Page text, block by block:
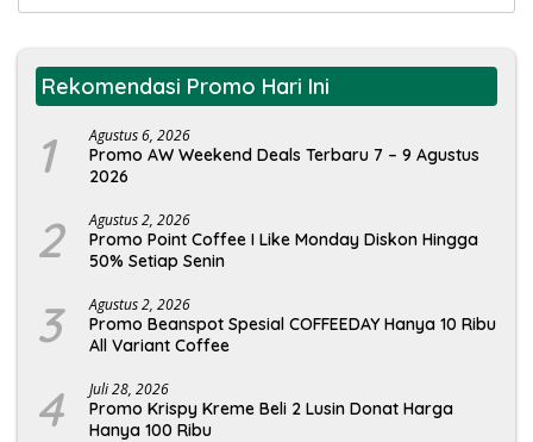
Rekomendasi Promo Hari Ini
1 Agustus 6, 2026
Promo AW Weekend Deals Terbaru 7 – 9 Agustus
2026
2 Agustus 2, 2026
Promo Point Coffee I Like Monday Diskon Hingga
50% Setiap Senin
3 Agustus 2, 2026
Promo Beanspot Spesial COFFEEDAY Hanya 10 Ribu
All Variant Coffee
4 Juli 28, 2026
Promo Krispy Kreme Beli 2 Lusin Donat Harga
Hanya 100 Ribu